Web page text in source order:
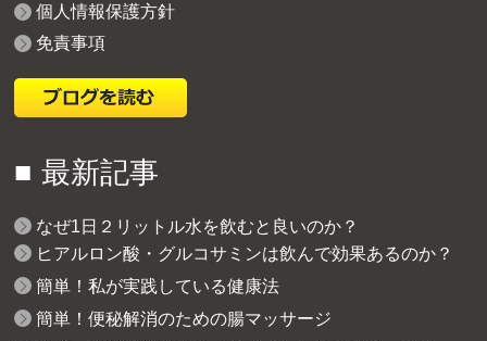
個人情報保護方針
免責事項
最新記事
なぜ1日２リットル水を飲むと良いのか？
ヒアルロン酸・グルコサミンは飲んで効果あるのか？
簡単！私が実践している健康法
簡単！便秘解消のための腸マッサージ